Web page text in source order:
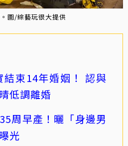
圖/綜藝玩很大提供
束14年婚姻！ 認與
低調離婚
周早產！曬「身邊男
光